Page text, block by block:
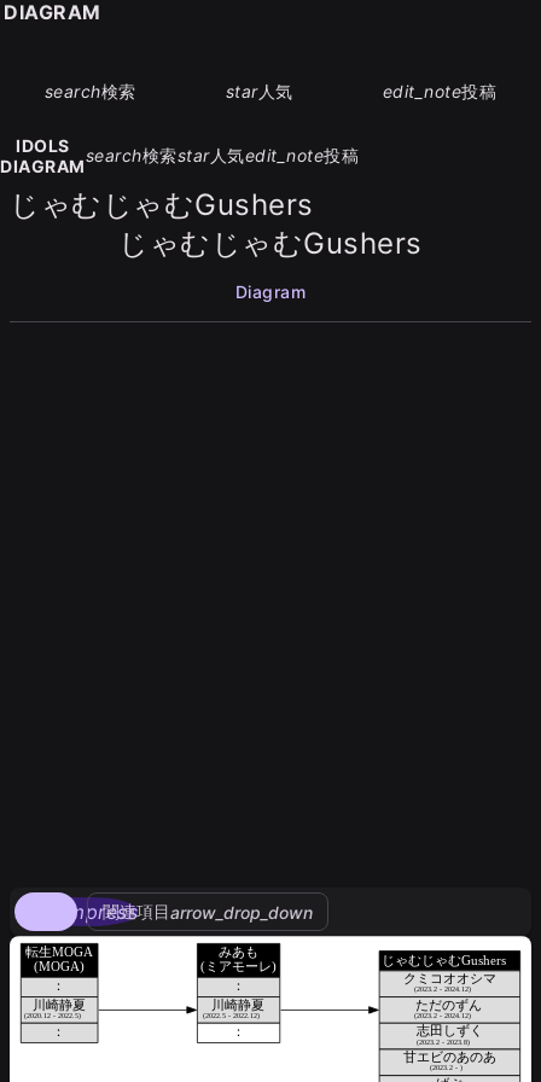
search検索 star人気 edit_note投稿
IDOLS
DIAGRAM
search検索star人気edit_note投稿
じゃむじゃむGushers
じゃむじゃむGushers
Diagram
compress
関連項目arrow_drop_down